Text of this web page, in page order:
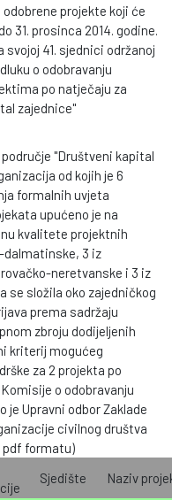
projekte koji će
31. prosinca 2014. godine.
svojoj 41. sjednici održanoj
o odobravanju
po natječaju za
zajednice"
"Društveni kapital
od kojih je 6
formalnih uvjeta
upućeno je na
kvalitete projektnih
dalmatinske, 3 iz
neretvanske i 3 iz
se složila oko zajedničkog
prema sadržaju
zbroju dodijeljenih
kriterij mogućeg
za 2 projekta po
o odobravanju
Upravni odbor Zaklade
civilnog društva
pdf formatu)
Sjedište Naziv